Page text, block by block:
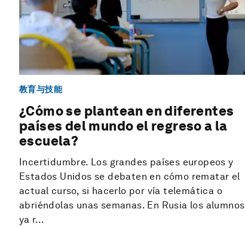
教育与技能
¿Cómo se plantean en diferentes
países del mundo el regreso a la
escuela?
Incertidumbre. Los grandes países europeos y
Estados Unidos se debaten en cómo rematar el
actual curso, si hacerlo por vía telemática o
abriéndolas unas semanas. En Rusia los alumnos
ya r...